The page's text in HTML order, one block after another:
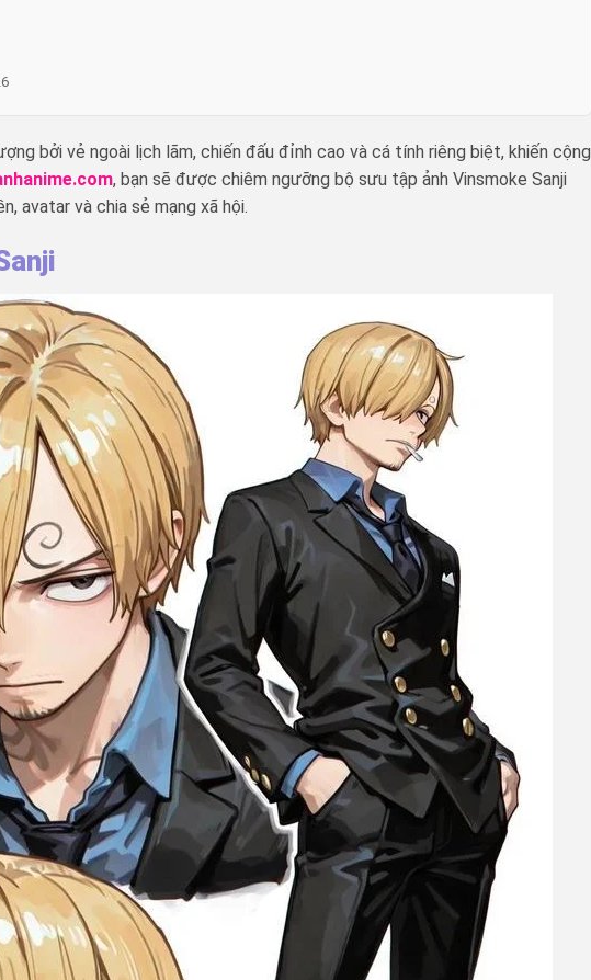
bởi vẻ ngoài lịch lãm, chiến đấu đỉnh cao và cá tính riêng biệt, khiến cộng
, bạn sẽ được chiêm ngưỡng bộ sưu tập ảnh Vinsmoke Sanji
avatar và chia sẻ mạng xã hội.